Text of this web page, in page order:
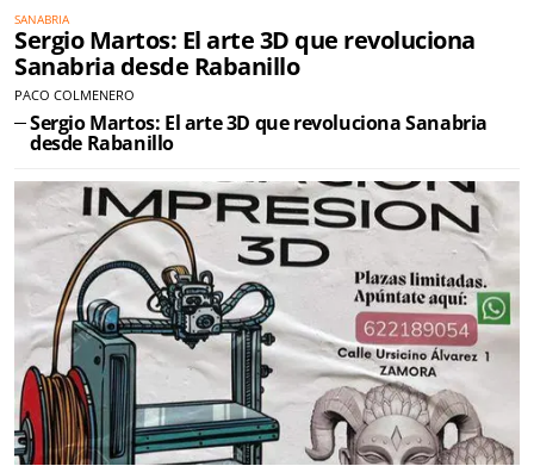
SANABRIA
Sergio Martos: El arte 3D que revoluciona
Sanabria desde Rabanillo
PACO COLMENERO
Sergio Martos: El arte 3D que revoluciona Sanabria
desde Rabanillo